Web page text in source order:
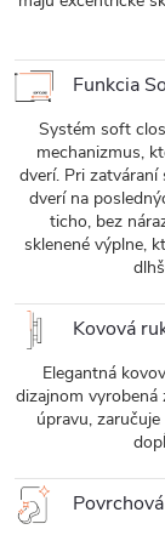
Funkcia
Systém soft
mechanizmus,
dverí. Pri
dverí na
ticho, bez
sklenené výplne,
Kovová
Elegantná
dizajnom
úpravu,